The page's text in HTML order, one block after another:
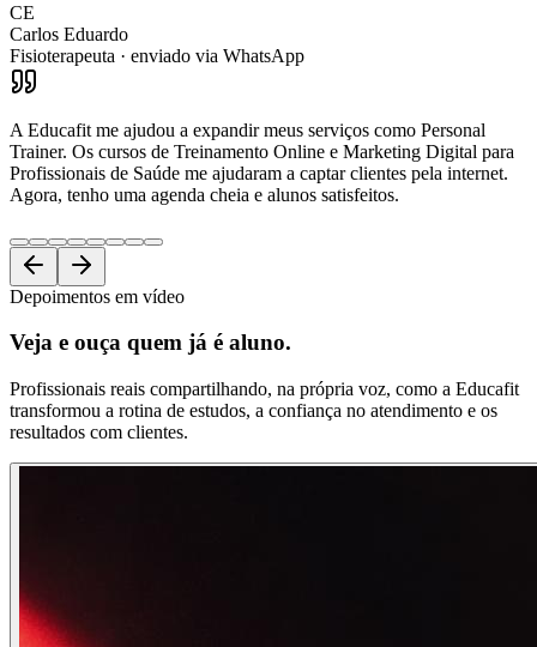
CE
Carlos Eduardo
Fisioterapeuta · enviado via WhatsApp
A Educafit me ajudou a expandir meus serviços como Personal
Trainer. Os cursos de Treinamento Online e Marketing Digital para
Profissionais de Saúde me ajudaram a captar clientes pela internet.
Agora, tenho uma agenda cheia e alunos satisfeitos.
Depoimentos em vídeo
Veja e ouça quem já é aluno.
Profissionais reais compartilhando, na própria voz, como a Educafit
transformou a rotina de estudos, a confiança no atendimento e os
resultados com clientes.